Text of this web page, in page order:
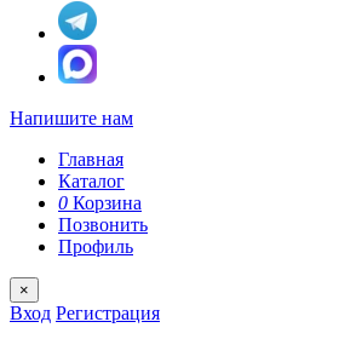
Напишите нам
Главная
Каталог
0 Корзина
Позвонить
Профиль
×
Вход Регистрация